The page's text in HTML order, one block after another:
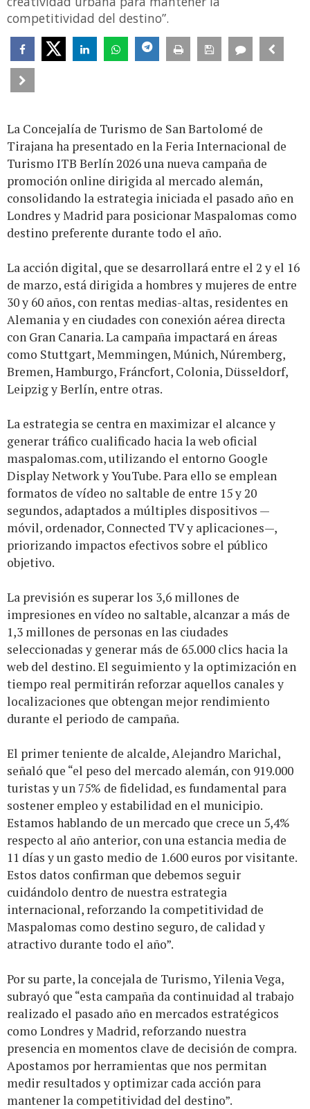
competitividad del destino”.
La Concejalía de Turismo de San Bartolomé de
Tirajana ha presentado en la Feria Internacional de
Turismo ITB Berlín 2026 una nueva campaña de
promoción online dirigida al mercado alemán,
consolidando la estrategia iniciada el pasado año en
Londres y Madrid para posicionar Maspalomas como
destino preferente durante todo el año.
La acción digital, que se desarrollará entre el 2 y el 16
de marzo, está dirigida a hombres y mujeres de entre
30 y 60 años, con rentas medias-altas, residentes en
Alemania y en ciudades con conexión aérea directa
con Gran Canaria. La campaña impactará en áreas
como Stuttgart, Memmingen, Múnich, Núremberg,
Bremen, Hamburgo, Fráncfort, Colonia, Düsseldorf,
Leipzig y Berlín, entre otras.
La estrategia se centra en maximizar el alcance y
generar tráfico cualificado hacia la web oficial
maspalomas.com, utilizando el entorno Google
Display Network y YouTube. Para ello se emplean
formatos de vídeo no saltable de entre 15 y 20
segundos, adaptados a múltiples dispositivos —
móvil, ordenador, Connected TV y aplicaciones—,
priorizando impactos efectivos sobre el público
objetivo.
La previsión es superar los 3,6 millones de
impresiones en vídeo no saltable, alcanzar a más de
1,3 millones de personas en las ciudades
seleccionadas y generar más de 65.000 clics hacia la
web del destino. El seguimiento y la optimización en
tiempo real permitirán reforzar aquellos canales y
localizaciones que obtengan mejor rendimiento
durante el periodo de campaña.
El primer teniente de alcalde, Alejandro Marichal,
señaló que “el peso del mercado alemán, con 919.000
turistas y un 75% de fidelidad, es fundamental para
sostener empleo y estabilidad en el municipio.
Estamos hablando de un mercado que crece un 5,4%
respecto al año anterior, con una estancia media de
11 días y un gasto medio de 1.600 euros por visitante.
Estos datos confirman que debemos seguir
cuidándolo dentro de nuestra estrategia
internacional, reforzando la competitividad de
Maspalomas como destino seguro, de calidad y
atractivo durante todo el año”.
Por su parte, la concejala de Turismo, Yilenia Vega,
subrayó que “esta campaña da continuidad al trabajo
realizado el pasado año en mercados estratégicos
como Londres y Madrid, reforzando nuestra
presencia en momentos clave de decisión de compra.
Apostamos por herramientas que nos permitan
medir resultados y optimizar cada acción para
mantener la competitividad del destino”.